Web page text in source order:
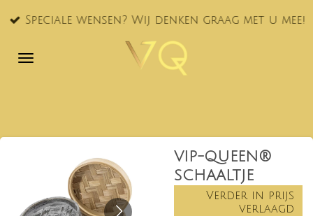
Ga Speciale wensen? Wij denken graag met u mee!
VIP-QUEEN®
SCHAALTJE
Verder in prijs
verlaagd